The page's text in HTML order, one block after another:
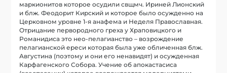
маркионитов которое осудили свщмч. Ириней Лионский
и блж. Феодорит Кирский и которое было осужденно на
Церковном уровне 1-я анафема и Неделя Православная.
Отрицание первородного греха у Храповицкого и
Романидиса это нео-пелагианство – возрождение
пелагианской ереси которая была уже обличенная блж.
Августина (поэтому и они его ненавидят) и осужденная
Карфагенского Собора. Учение об апокастасиса